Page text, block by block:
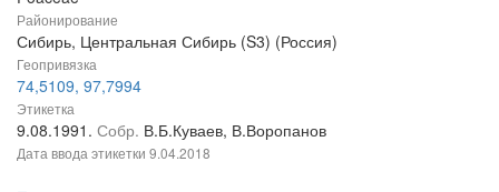
Районирование
Сибирь, Центральная Сибирь (S3) (Россия)
Геопривязка
74,5109, 97,7994
Этикетка
9.08.1991. Собр. В.Б.Куваев, В.Воропанов
Дата ввода этикетки 9.04.2018